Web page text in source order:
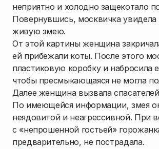
неприятно и холодно защекотало
Повернувшись, москвичка увидела
живую змею.
От этой картины женщина
ей прибежали коты. После этого
пластиковую коробку и набросила
чтобы пресмыкающаяся не могла
Далее женщина вызвала
По имеющейся информации, змея
неядовитой и неагрессивной. При
с «непрошенной гостьей»
предварительно, не пострадала.